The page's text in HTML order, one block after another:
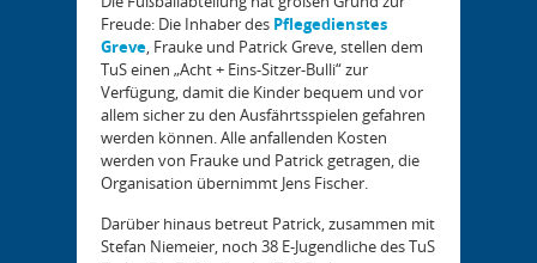
Freude: Die Inhaber des Pflegedienstes
Greve, Frauke und Patrick Greve, stellen dem
TuS einen „Acht + Eins-Sitzer-Bulli“ zur
Verfügung, damit die Kinder bequem und vor
allem sicher zu den Ausfährtsspielen gefahren
werden können. Alle anfallenden Kosten
werden von Frauke und Patrick getragen, die
Organisation übernimmt Jens Fischer.
Darüber hinaus betreut Patrick, zusammen mit
Stefan Niemeier, noch 38 E-Jugendliche des TuS